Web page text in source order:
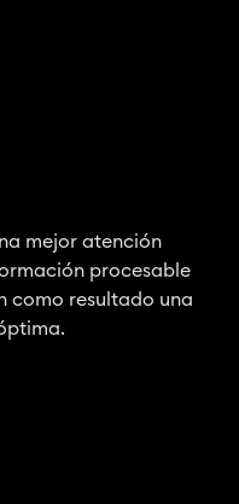
mejor atención
procesable
como resultado una